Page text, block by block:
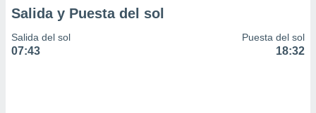
Salida y Puesta del sol
Salida del sol
07:43
Puesta del sol
18:32